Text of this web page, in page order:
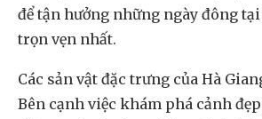
để tận hưởng những ngày đông
trọn vẹn nhất.
Các sản vật đặc trưng của Hà
Bên cạnh việc khám phá cảnh